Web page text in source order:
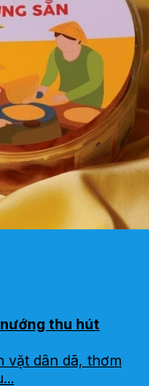
thu hút
vặt dân dã, thơm